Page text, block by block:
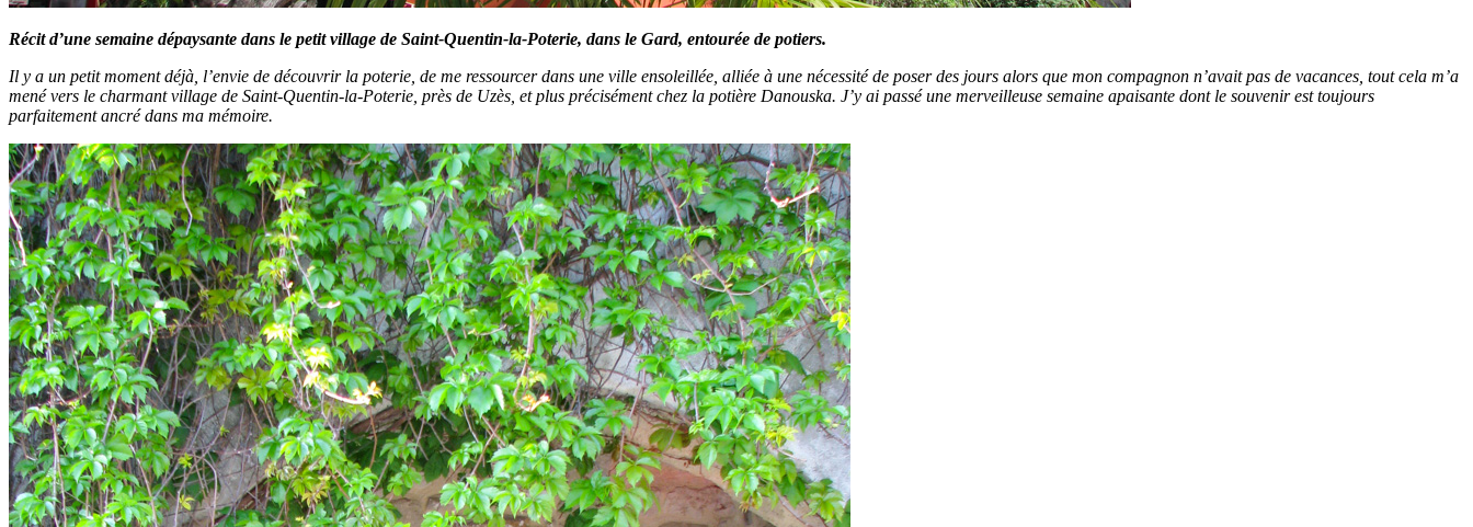
Récit d’une semaine dépaysante dans le petit village de Saint-Quentin-la-Poterie, dans le Gard, entourée de potiers.
Il y a un petit moment déjà, l’envie de découvrir la poterie, de me ressourcer dans une ville ensoleillée, alliée à une nécessité de poser des jours alors que mon compagnon n’avait pas de vacances, tout cela m’a
mené vers le charmant village de Saint-Quentin-la-Poterie, près de Uzès, et plus précisément chez la potière Danouska. J’y ai passé une merveilleuse semaine apaisante dont le souvenir est toujours
parfaitement ancré dans ma mémoire.